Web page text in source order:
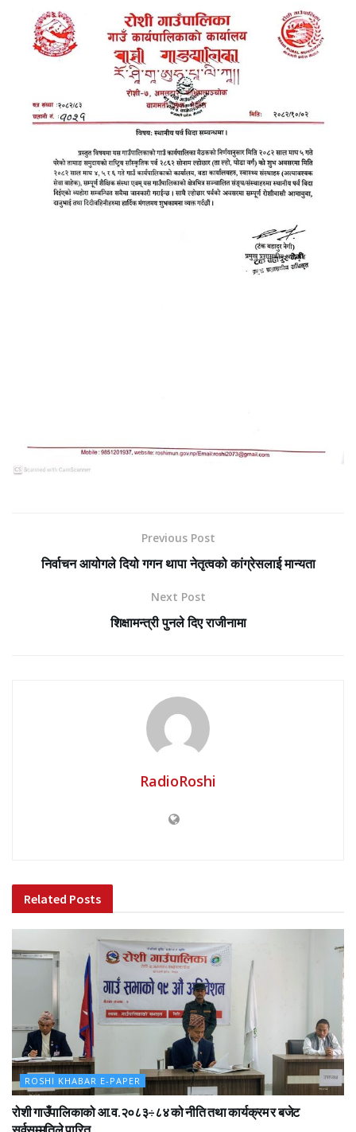
Previous Post
निर्वाचन आयोगले दियो गगन थापा नेतृत्वको कांग्रेसलाई मान्यता
Next Post
शिक्षामन्त्री पुनले दिए राजीनामा
RadioRoshi
Related Posts
ROSHI KHABAR E-PAPER
रोशी गाउँपालिकाको आ.व.२०८३÷८४ को नीति तथा कार्यक्रम र बजेट